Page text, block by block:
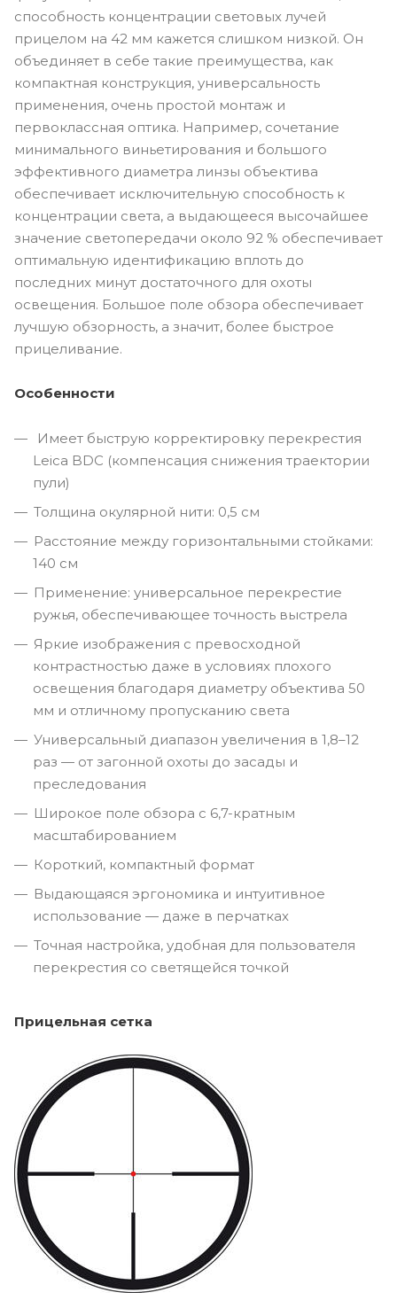
способность концентрации световых лучей
прицелом на 42 мм кажется слишком низкой. Он
объединяет в себе такие преимущества, как
компактная конструкция, универсальность
применения, очень простой монтаж и
первоклассная оптика. Например, сочетание
минимального виньетирования и большого
эффективного диаметра линзы объектива
обеспечивает исключительную способность к
концентрации света, а выдающееся высочайшее
значение светопередачи около 92 % обеспечивает
оптимальную идентификацию вплоть до
последних минут достаточного для охоты
освещения. Большое поле обзора обеспечивает
лучшую обзорность, а значит, более быстрое
прицеливание.
Особенности
Имеет быструю корректировку перекрестия
Leica BDC (компенсация снижения траектории
пули)
Толщина окулярной нити: 0,5 см
Расстояние между горизонтальными стойками:
140 см
Применение: универсальное перекрестие
ружья, обеспечивающее точность выстрела
Яркие изображения с превосходной
контрастностью даже в условиях плохого
освещения благодаря диаметру объектива 50
мм и отличному пропусканию света
Универсальный диапазон увеличения в 1,8–12
раз — от загонной охоты до засады и
преследования
Широкое поле обзора с 6,7-кратным
масштабированием
Короткий, компактный формат
Выдающаяся эргономика и интуитивное
использование — даже в перчатках
Точная настройка, удобная для пользователя
перекрестия со светящейся точкой
Прицельная сетка